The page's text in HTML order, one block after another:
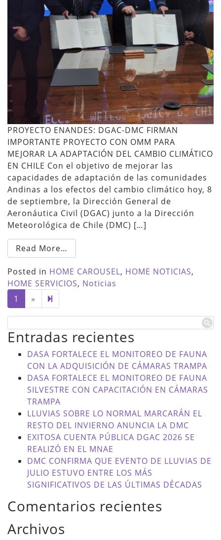
PROYECTO ENANDES: DGAC-DMC FIRMAN
IMPORTANTE PROYECTO CON OMM PARA
MEJORAR LA ADAPTACIÓN DEL CAMBIO CLIMÁTICO
EN CHILE Con el objetivo de mejorar las
capacidades de adaptación de las comunidades
Andinas a los efectos del cambio climático hoy, 8
de septiembre, la Dirección General de
Aeronáutica Civil (DGAC) junto a la Dirección
Meteorológica de Chile (DMC) […]
Read More…
Posted in HOME CAROUSEL, HOME NOTICIAS,
HOME SERVICIOS, Noticias
1
» Next
page
Entradas recientes
DASA FORTALECE EL MONITOREO DE FAUNA
CON LA ADQUISICIÓN DE CÁMARAS TRAMPA
DASA FORTALECE EL MONITOREO DE FAUNA
SILVESTRE CON CAPACITACIÓN EN CÁMARAS
TRAMPA
LLUVIAS SOBRE LO NORMAL MARCARÁN EL
RESTO DEL INVIERNO ANUNCIA LA DMC
EXITOSA CUENTA PÚBLICA DGAC 2026 SE
REALIZÓ EN EL MNAE
DMC CONFIRMA QUE EVENTO DE LLUVIAS DE
JULIO ESTUVO ENTRE LOS MÁS
SIGNIFICATIVOS DE LAS ÚLTIMAS DÉCADAS
Comentarios recientes
Archivos